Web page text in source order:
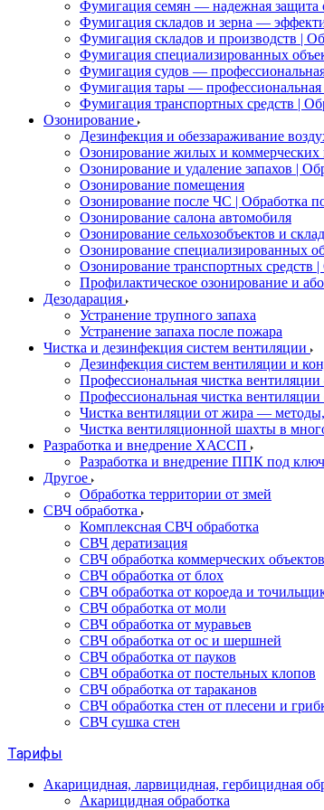
Фумигация семян — надежная защита
Фумигация складов и зерна —
Фумигация складов и производств |
Фумигация специализированных
Фумигация судов —
Фумигация тары — профессиональная
Фумигация транспортных средств |
Озонирование
Дезинфекция и обеззараживание
Озонирование жилых и
Озонирование и удаление запахов |
Озонирование помещения
Озонирование после ЧС | Обработка
Озонирование салона автомобиля
Озонирование сельхозобъектов и
Озонирование специализированных
Озонирование транспортных
Профилактическое озонирование и
Дезодарация
Устранение трупного запаха
Устранение запаха после пожара
Чистка и дезинфекция систем вентиляции
Дезинфекция систем вентиляции и
Профессиональная чистка
Профессиональная чистка
Чистка вентиляции от жира —
Чистка вентиляционной шахты в
Разработка и внедрение ХАССП
Разработка и внедрение ППК под
Другое
Обработка территории от змей
СВЧ обработка
Комплексная СВЧ обработка
СВЧ дератизация
СВЧ обработка коммерческих объектов
СВЧ обработка от блох
СВЧ обработка от короеда и
СВЧ обработка от моли
СВЧ обработка от муравьев
СВЧ обработка от ос и шершней
СВЧ обработка от пауков
СВЧ обработка от постельных клопов
СВЧ обработка от тараканов
СВЧ обработка стен от плесени и
СВЧ сушка стен
Тарифы
Акарицидная, ларвицидная, гербицидная
Акарицидная обработка